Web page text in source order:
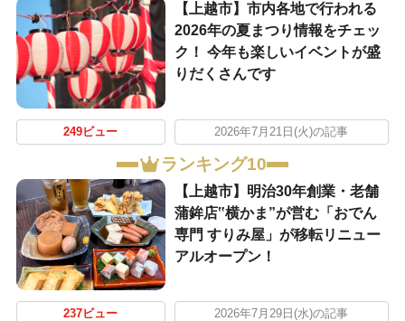
【上越市】市内各地で行われる
2026年の夏まつり情報をチェッ
ク！ 今年も楽しいイベントが盛
りだくさんです
249ビュー 2026年7月21日(火)の記事
ランキング10
【上越市】明治30年創業・老舗
蒲鉾店‟横かま”が営む「おでん
専門 すりみ屋」が移転リニュー
アルオープン！
237ビュー 2026年7月29日(水)の記事